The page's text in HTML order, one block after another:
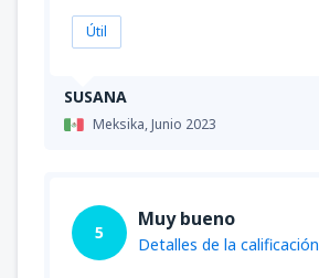
SUSANA
Meksika,Junio 2023
Útil
5
Muy bueno
Detalles de la calificación